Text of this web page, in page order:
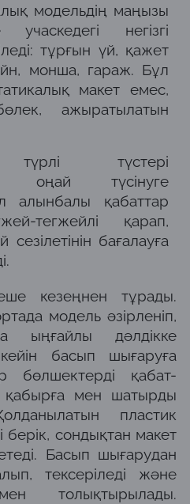
модельдің маңызы
негізгі
тұрғын үй, қажет
монша, гараж. Бұл
макет емес,
ажыратылатын
түрлі түстері
оңай түсінуге
алынбалы қабаттар
тегжейлі қарап,
сезілетінін бағалауға
кезеңнен тұрады.
модель әзірленіп,
ыңғайлы дәлдікке
кейін басып шығаруға
бөлшектерді қабат-
мен шатырды
пластик
берік, сондықтан макет
Басып шығарудан
тексеріледі және
толықтырылады.